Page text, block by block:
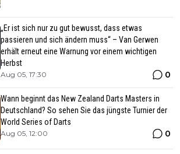
„Er ist sich nur zu gut bewusst, dass etwas
passieren und sich ändern muss“ – Van Gerwen
erhält erneut eine Warnung vor einem wichtigen
Herbst
Aug 05, 17:30 0
Wann beginnt das New Zealand Darts Masters in
Deutschland? So sehen Sie das jüngste Turnier der
World Series of Darts
Aug 05, 12:00 0